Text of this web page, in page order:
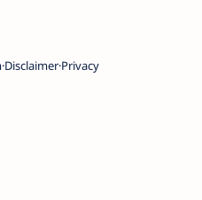
DisclaimerPrivacy